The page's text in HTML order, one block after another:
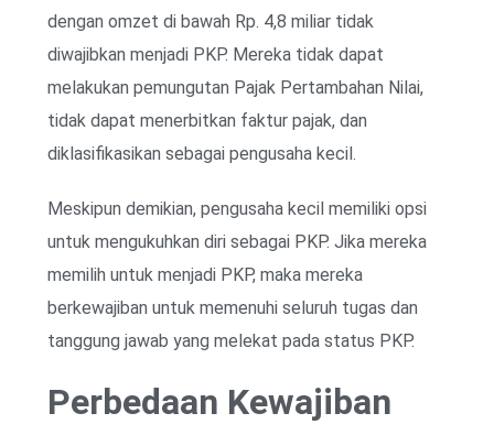
dengan omzet di bawah Rp. 4,8 miliar tidak
diwajibkan menjadi PKP. Mereka tidak dapat
melakukan pemungutan Pajak Pertambahan Nilai,
tidak dapat menerbitkan faktur pajak, dan
diklasifikasikan sebagai pengusaha kecil.
Meskipun demikian, pengusaha kecil memiliki opsi
untuk mengukuhkan diri sebagai PKP. Jika mereka
memilih untuk menjadi PKP, maka mereka
berkewajiban untuk memenuhi seluruh tugas dan
tanggung jawab yang melekat pada status PKP.
Perbedaan Kewajiban